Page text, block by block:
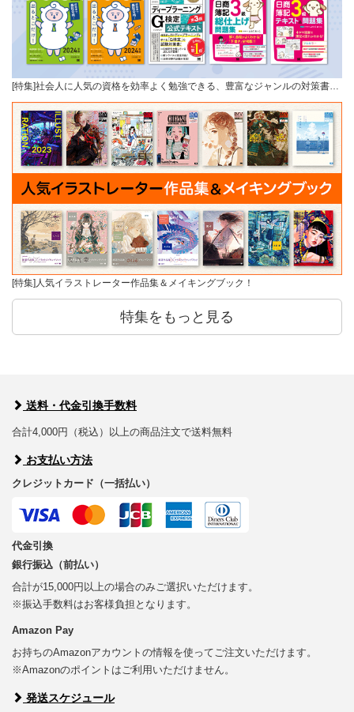
[特集]社会人に人気の資格を効率よく勉強できる、豊富なジャンルの対策書…
[特集]人気イラストレーター作品集＆メイキングブック！
特集をもっと見る
送料・代金引換手数料
合計4,000円（税込）以上の商品注文で送料無料
お支払い方法
クレジットカード（一括払い）
代金引換
銀行振込（前払い）
合計が15,000円以上の場合のみご選択いただけます。
※振込手数料はお客様負担となります。
Amazon Pay
お持ちのAmazonアカウントの情報を使ってご注文いただけます。
※Amazonのポイントはご利用いただけません。
発送スケジュール